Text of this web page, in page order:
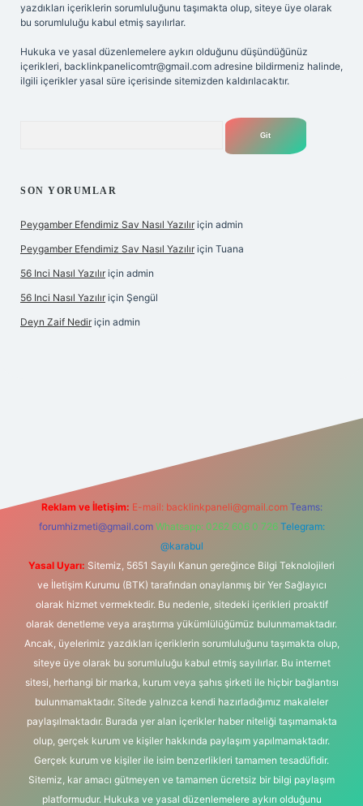
yazdıkları içeriklerin sorumluluğunu taşımakta olup, siteye üye olarak
bu sorumluluğu kabul etmiş sayılırlar.
Hukuka ve yasal düzenlemelere aykırı olduğunu düşündüğünüz
içerikleri, backlinkpanelicomtr@gmail.com adresine bildirmeniz halinde,
ilgili içerikler yasal süre içerisinde sitemizden kaldırılacaktır.
SON YORUMLAR
Peygamber Efendimiz Sav Nasıl Yazılır için admin
Peygamber Efendimiz Sav Nasıl Yazılır için Tuana
56 Inci Nasıl Yazılır için admin
56 Inci Nasıl Yazılır için Şengül
Deyn Zaif Nedir için admin
Reklam ve İletişim: E-mail: backlinkpaneli@gmail.com Teams:
forumhizmeti@gmail.com Whatsapp: 0262 606 0 726 Telegram:
@karabul
Yasal Uyarı: Sitemiz, 5651 Sayılı Kanun gereğince Bilgi Teknolojileri
ve İletişim Kurumu (BTK) tarafından onaylanmış bir Yer Sağlayıcı
olarak hizmet vermektedir. Bu nedenle, sitedeki içerikleri proaktif
olarak denetleme veya araştırma yükümlülüğümüz bulunmamaktadır.
Ancak, üyelerimiz yazdıkları içeriklerin sorumluluğunu taşımakta olup,
siteye üye olarak bu sorumluluğu kabul etmiş sayılırlar. Bu internet
sitesi, herhangi bir marka, kurum veya şahıs şirketi ile hiçbir bağlantısı
bulunmamaktadır. Sitede yalnızca kendi hazırladığımız makaleler
paylaşılmaktadır. Burada yer alan içerikler haber niteliği taşımamakta
olup, gerçek kurum ve kişiler hakkında paylaşım yapılmamaktadır.
Gerçek kurum ve kişiler ile isim benzerlikleri tamamen tesadüfidir.
Sitemiz, kar amacı gütmeyen ve tamamen ücretsiz bir bilgi paylaşım
platformudur. Hukuka ve yasal düzenlemelere aykırı olduğunu